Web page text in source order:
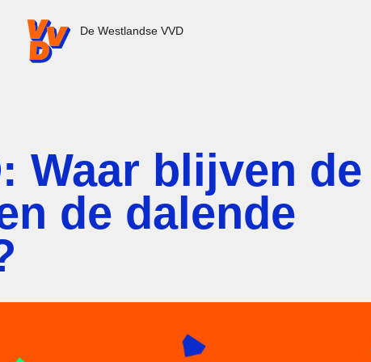
VVD.nl - Ga naar de homepage
De Westlandse VVD
Waar blijven de
de dalende